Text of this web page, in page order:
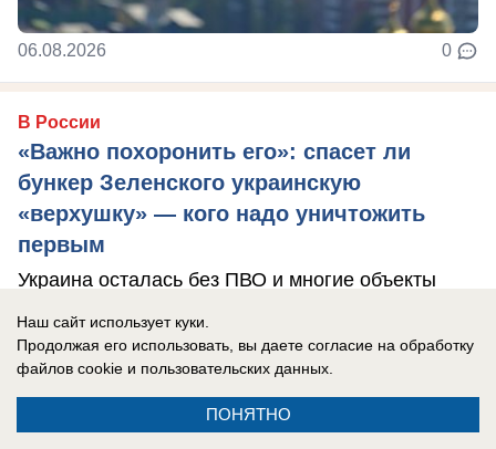
06.08.2026 0
В России
«Важно похоронить его»: спасет ли
бункер Зеленского украинскую
«верхушку» — кого надо уничтожить
первым
Украина осталась без ПВО и многие объекты
Наш сайт использует куки.
Продолжая его использовать, вы даете согласие на обработку
файлов cookie и пользовательских данных.
ПОНЯТНО